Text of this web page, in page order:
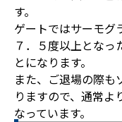
す。
ゲートではサーモグ
７．５度以上となっ
とになります。
また、ご退場の際も
りますので、通常よ
なっています。